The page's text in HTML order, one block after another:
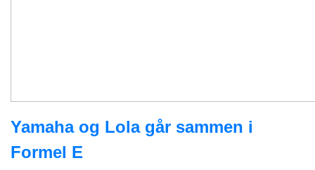
Yamaha og Lola går sammen i
Formel E